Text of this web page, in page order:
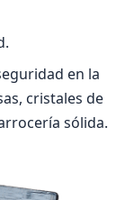
en la
cristales de
sólida.